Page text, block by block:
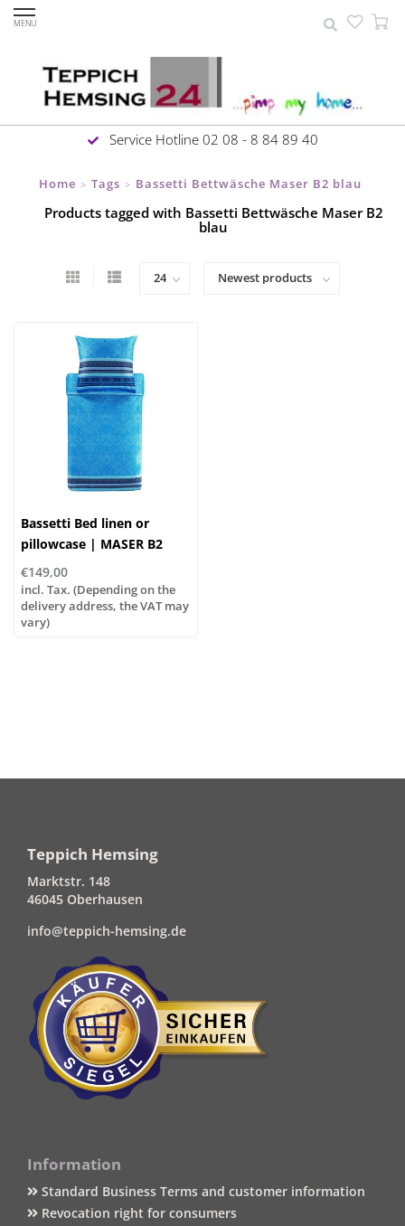
MENU
Service Hotline 02 08 - 8 84 89 40
Home > Tags > Bassetti Bettwäsche Maser B2 blau
Products tagged with Bassetti Bettwäsche Maser B2
blau
Bassetti Bed linen or
pillowcase | MASER B2
€149,00
incl. Tax. (Depending on the
delivery address, the VAT may
vary)
Teppich Hemsing
Marktstr. 148
46045 Oberhausen
info@teppich-hemsing.de
Information
Standard Business Terms and customer information
Revocation right for consumers